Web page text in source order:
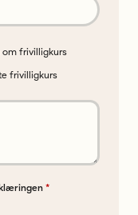
om frivilligkurs
frivilligkurs
*